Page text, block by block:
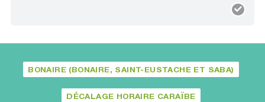
BONAIRE (BONAIRE, SAINT-EUSTACHE ET SABA)
DÉCALAGE HORAIRE CARAÏBE